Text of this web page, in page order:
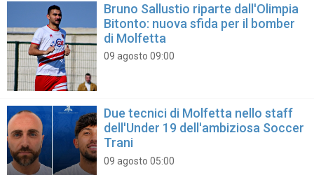
Bruno Sallustio riparte dall'Olimpia
Bitonto: nuova sfida per il bomber
di Molfetta
09 agosto 09:00
Due tecnici di Molfetta nello staff
dell'Under 19 dell'ambiziosa Soccer
Trani
09 agosto 05:00